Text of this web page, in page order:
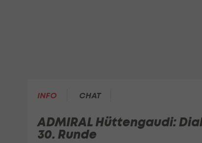
INFO CHAT
ADMIRAL Hüttengaudi:
30. Runde